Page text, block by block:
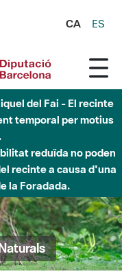
CA ES
del Fai - El recinte
temporal per motius
reduïda no poden
recinte a causa d'una
la Foradada.